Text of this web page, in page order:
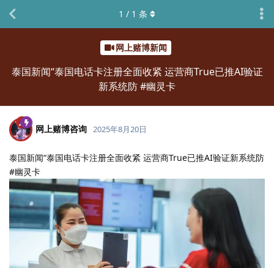
网上赌博新闻
泰国新闻“泰国电话卡注册全面收紧 运营商True已推AI验证
新系统防 #幽灵卡
1 / 1 条
网上赌博咨询 2025年8月20日
泰国新闻“泰国电话卡注册全面收紧 运营商True已推AI验证新系统防
#幽灵卡